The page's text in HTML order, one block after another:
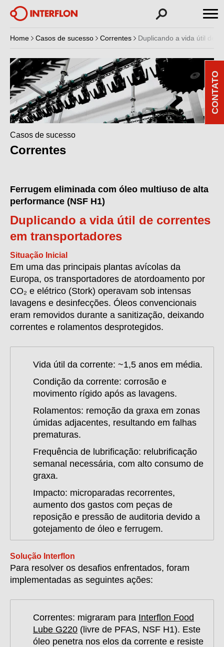
Home Casos de sucesso Correntes Duplicando a vida útil de
Casos de sucesso
Correntes
Ferrugem eliminada com óleo multiuso de alta
performance (NSF H1)
Duplicando a vida útil de correntes
em transportadores
Situação Inicial
Em uma das principais plantas avícolas da
Europa, os transportadores de atordoamento por
CO₂ e elétrico (Stork) operavam sob intensas
lavagens e desinfecções. Óleos convencionais
eram removidos durante a sanitização, deixando
correntes e rolamentos desprotegidos.
Vida útil da corrente: ~1,5 anos em média.
Condição da corrente: corrosão e
movimento rígido após as lavagens.
Rolamentos: remoção da graxa em zonas
úmidas adjacentes, resultando em falhas
prematuras.
Frequência de lubrificação: relubrificação
semanal necessária, com alto consumo de
graxa.
Impacto: microparadas recorrentes,
aumento dos gastos com peças de
reposição e pressão de auditoria devido a
gotejamento de óleo e ferrugem.
Solução Interflon
Para resolver os desafios enfrentados, foram
implementadas as seguintes ações:
Correntes: migraram para Interflon Food
Lube G220 (livre de PFAS, NSF H1). Este
óleo penetra nos elos da corrente e resiste
CONTATO